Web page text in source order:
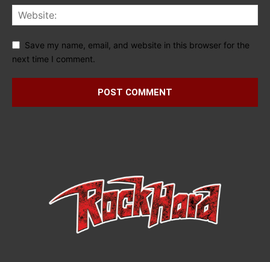
Save my name, email, and website in this browser for the
next time I comment.